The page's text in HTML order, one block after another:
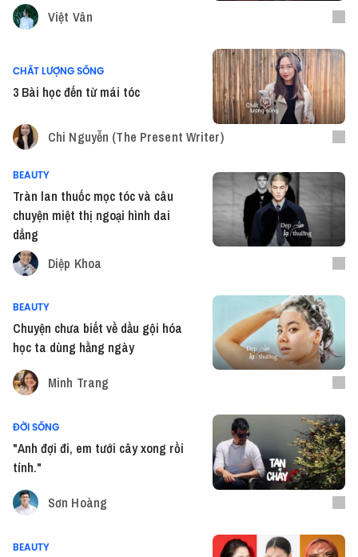
Việt Vân
CHẤT LƯỢNG SỐNG
3 Bài học đến từ mái tóc
Chi Nguyễn (The Present Writer)
BEAUTY
Tràn lan thuốc mọc tóc và câu
chuyện miệt thị ngoại hình dai
dẳng
Diệp Khoa
BEAUTY
Chuyện chưa biết về dầu gội hóa
học ta dùng hằng ngày
Minh Trang
ĐỜI SỐNG
"Anh đợi đi, em tưới cây xong rồi
tính."
Sơn Hoàng
BEAUTY